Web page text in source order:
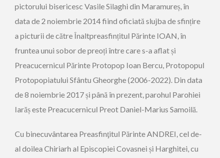
pictorului bisericesc Vasile Silaghi din Maramureș, în
data de 2 noiembrie 2014 fiind oficiată slujba de sfințire
a picturii de către Înaltpreasfințitul Părinte IOAN, în
fruntea unui sobor de preoți între care s-a aflat și
Preacucernicul Părinte Protopop Ioan Bercu, Protopopul
Protopopiatului Sfântu Gheorghe (2006-2022). Din data
de 8 noiembrie 2017 și până în prezent, parohul Parohiei
Iarăș este Preacucernicul Preot Daniel-Marius Samoilă.
Cu binecuvântarea Preasfinţitul Părinte ANDREI, cel de-
al doilea Chiriarh al Episcopiei Covasnei și Harghitei, cu